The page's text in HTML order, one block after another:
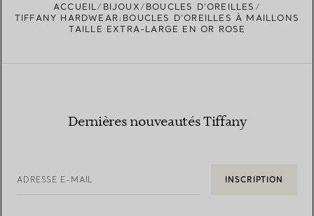
ACCUEIL BIJOUX
BOUCLES D’OREILLES
TIFFANY HARDWEAR:BOUCLES D’OREILLES À MAILLONS
TAILLE EXTRA-LARGE EN OR ROSE
Dernières nouveautés Tiffany
ADRESSE E-MAIL INSCRIPTION